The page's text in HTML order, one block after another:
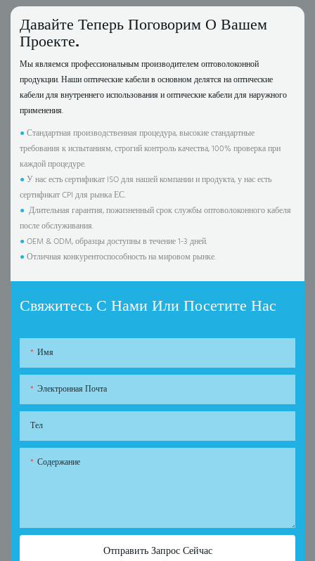
Давайте Теперь Поговорим О Вашем
Проекте.
Мы являемся профессиональным производителем оптоволоконной
продукции. Наши оптические кабели в основном делятся на оптические
кабели для внутреннего использования и оптические кабели для наружного
применения.
●Стандартная производственная процедура, высокие стандартные
требования к испытаниям, строгий контроль качества, 100% проверка при
каждой процедуре.
●У нас есть сертификат ISO для нашей компании и продукта, у нас есть
сертификат CPI для рынка ЕС.
● Длительная гарантия, пожизненный срок службы оптоволоконного кабеля
после обслуживания.
●OEM & ODM, образцы доступны в течение 1-3 дней.
●Отличная конкурентоспособность на мировом рынке.
Свяжитесь С Нами Или Посетите Нас
Имя
Электронная Почта
Тел
Содержание
Отправить Запрос Сейчас